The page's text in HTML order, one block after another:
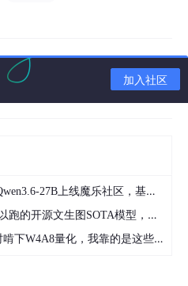
表示组用户，o 表示其它用户，
可写入，x 表示可执行
加入社区
上线魔乐社区，基于昇腾的部署教程来了
SOTA模型，顶级渲染、高密度文本绘图
W4A8量化，我靠的是这些经验